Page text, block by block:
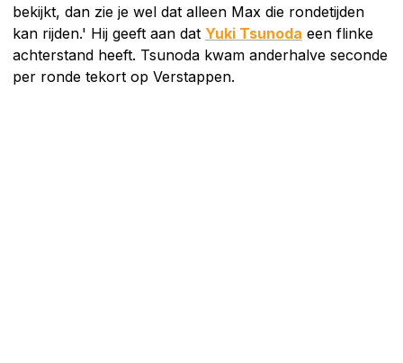
bekijkt, dan zie je wel dat alleen Max die rondetijden
kan rijden.' Hij geeft aan dat Yuki Tsunoda een flinke
achterstand heeft. Tsunoda kwam anderhalve seconde
per ronde tekort op Verstappen.